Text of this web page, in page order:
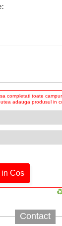
completati toate
adauga produsul in
Contact